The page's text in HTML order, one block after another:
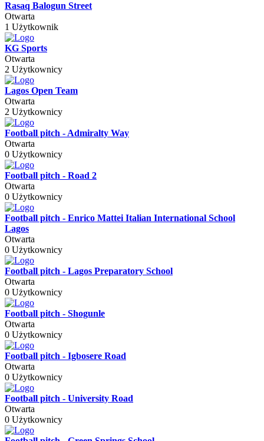
Rasaq Balogun Street
Otwarta
1 Użytkownik
KG Sports
Otwarta
2 Użytkownicy
Lagos Open Team
Otwarta
2 Użytkownicy
Football pitch - Admiralty Way
Otwarta
0 Użytkownicy
Football pitch - Road 2
Otwarta
0 Użytkownicy
Football pitch - Enrico Mattei Italian International School
Lagos
Otwarta
0 Użytkownicy
Football pitch - Lagos Preparatory School
Otwarta
0 Użytkownicy
Football pitch - Shogunle
Otwarta
0 Użytkownicy
Football pitch - Igbosere Road
Otwarta
0 Użytkownicy
Football pitch - University Road
Otwarta
0 Użytkownicy